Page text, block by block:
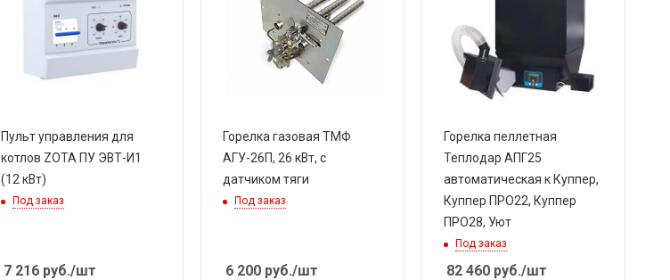
Пульт управления для
котлов ZOTA ПУ ЭВТ-И1
(12 кВт)
Под заказ
7 216 руб./шт
Горелка газовая ТМФ
АГУ-26П, 26 кВт, с
датчиком тяги
Под заказ
6 200руб./шт
Горелка пеллетная
Теплодар АПГ25
автоматическая к Куппер,
Куппер ПРО22, Куппер
ПРО28, Уют
Под заказ
82 460руб./шт